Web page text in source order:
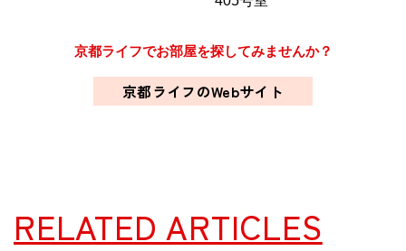
京都ライフでお部屋を探してみませんか？
京都ライフのWebサイト
RELATED ARTICLES